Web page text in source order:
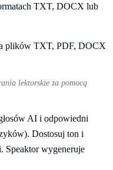
TXT, DOCX lub
lektorskie za pomocą
AI i odpowiedni
Dostosuj ton i
Speaktor wygeneruje